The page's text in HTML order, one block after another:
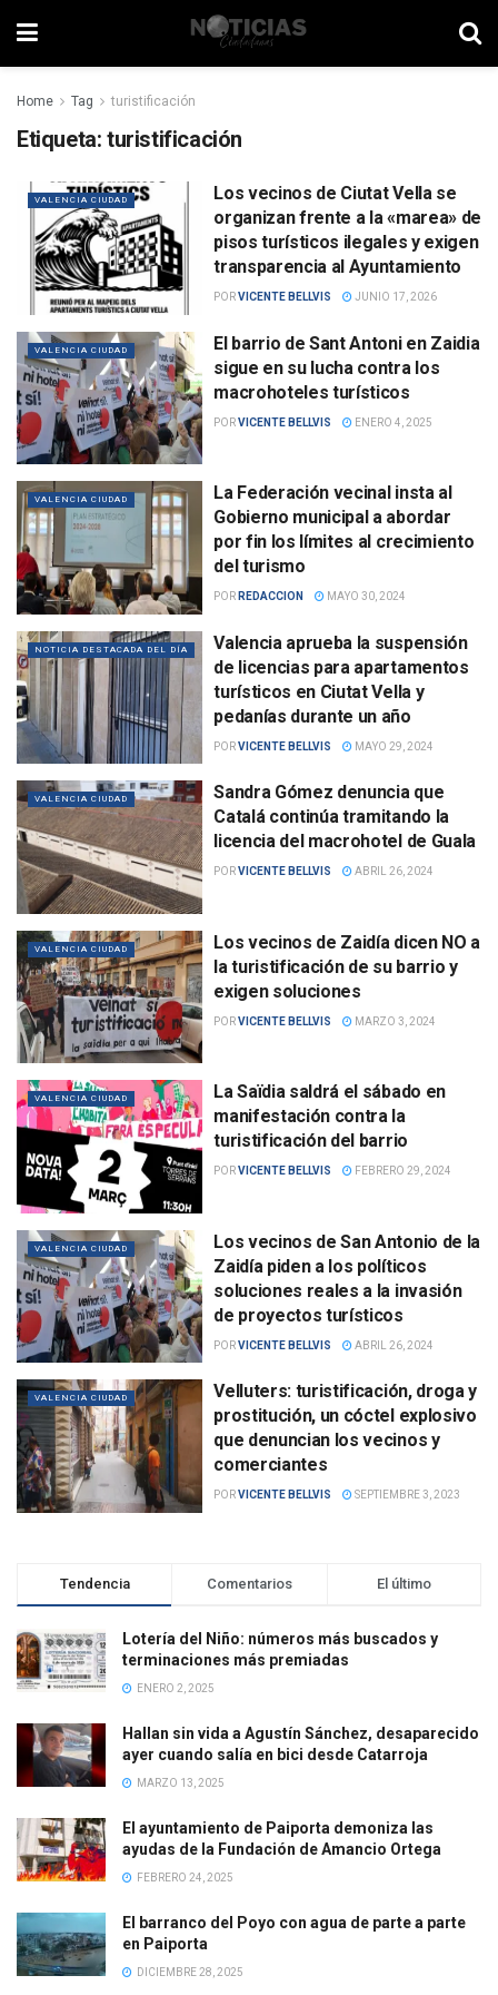
Home Tag turistificación
Etiqueta: turistificación
VALENCIA CIUDAD
Los vecinos de Ciutat Vella se
organizan frente a la «marea» de
pisos turísticos ilegales y exigen
transparencia al Ayuntamiento
PORVICENTE BELLVIS JUNIO 17, 2026
VALENCIA CIUDAD
El barrio de Sant Antoni en Zaidia
sigue en su lucha contra los
macrohoteles turísticos
PORVICENTE BELLVIS ENERO 4, 2025
VALENCIA CIUDAD
La Federación vecinal insta al
Gobierno municipal a abordar
por fin los límites al crecimiento
del turismo
POR REDACCION MAYO 30, 2024
NOTICIA DESTACADA DEL DÍA
Valencia aprueba la suspensión
de licencias para apartamentos
turísticos en Ciutat Vella y
pedanías durante un año
PORVICENTE BELLVIS MAYO 29, 2024
VALENCIA CIUDAD
Sandra Gómez denuncia que
Catalá continúa tramitando la
licencia del macrohotel de Guala
PORVICENTE BELLVIS ABRIL 26, 2024
VALENCIA CIUDAD
Los vecinos de Zaidía dicen NO a
la turistificación de su barrio y
exigen soluciones
PORVICENTE BELLVIS MARZO 3, 2024
VALENCIA CIUDAD
La Saïdia saldrá el sábado en
manifestación contra la
turistificación del barrio
PORVICENTE BELLVIS FEBRERO 29, 2024
VALENCIA CIUDAD
Los vecinos de San Antonio de la
Zaidía piden a los políticos
soluciones reales a la invasión
de proyectos turísticos
PORVICENTE BELLVIS ABRIL 26, 2024
VALENCIA CIUDAD
Velluters: turistificación, droga y
prostitución, un cóctel explosivo
que denuncian los vecinos y
comerciantes
PORVICENTE BELLVIS SEPTIEMBRE 3, 2023
Tendencia Comentarios El último
Lotería del Niño: números más buscados y
terminaciones más premiadas
ENERO 2, 2025
Hallan sin vida a Agustín Sánchez, desaparecido
ayer cuando salía en bici desde Catarroja
MARZO 13, 2025
El ayuntamiento de Paiporta demoniza las
ayudas de la Fundación de Amancio Ortega
FEBRERO 24, 2025
El barranco del Poyo con agua de parte a parte
en Paiporta
DICIEMBRE 28, 2025